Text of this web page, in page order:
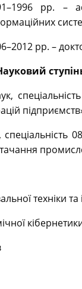
рр. –
рр. –
техніки